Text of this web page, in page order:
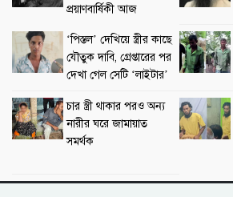
প্রয়াণবার্ষিকী আজ
‘পিস্তল’ দেখিয়ে স্ত্রীর কাছে
যৌতুক দাবি, গ্রেপ্তারের পর
দেখা গেল সেটি ‘লাইটার’
চার স্ত্রী থাকার পরও অন্য
নারীর ঘরে জামায়াত
সমর্থক